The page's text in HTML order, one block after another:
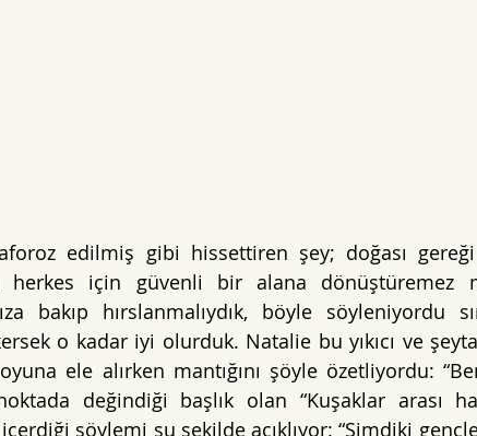
edilmiş gibi hissettiren şey; doğası
herkes için güvenli bir alana dönüştüremez
bakıp hırslanmalıydık, böyle söyleniyordu
o kadar iyi olurduk. Natalie bu yıkıcı ve
ele alırken mantığını şöyle özetliyordu:
değindiği başlık olan “Kuşaklar arası
söylemi şu şekilde açıklıyor: “Şimdiki